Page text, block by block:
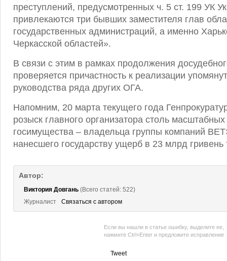
преступлений, предусмотренных ч. 5 ст. 199 УК
привлекаются три бывших заместителя глав
государственных администраций, а именно
Черкасской областей».
В связи с этим в рамках продолжения
проверяется причастность к реализации
руководства ряда других ОГА.
Напомним, 20 марта текущего года
розыск главного организатора столь
госимущества – владельца группы компаний
нанесшего государству ущерб в 23 млрд гривень
Автор:
Виктория Довгань (Всего статей: 522)
Журналист
Связаться с автором
Если вы нашли в статье ошибку, выделите ее,
нажмите Ctrl+Enter и предложите исправление
Tweet